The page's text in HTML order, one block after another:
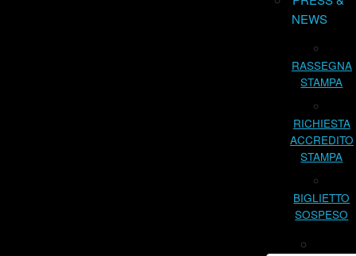
NEWS
RASSEGNA
STAMPA
RICHIESTA
ACCREDITO
STAMPA
BIGLIETTO
SOSPESO